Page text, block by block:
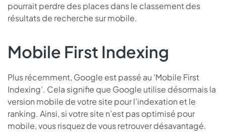
pourrait perdre des places dans le classement des
résultats de recherche sur mobile.
Mobile First Indexing
Plus récemment, Google est passé au ‘Mobile First
Indexing’. Cela signifie que Google utilise désormais la
version mobile de votre site pour l’indexation et le
ranking. Ainsi, si votre site n’est pas optimisé pour
mobile, vous risquez de vous retrouver désavantagé.